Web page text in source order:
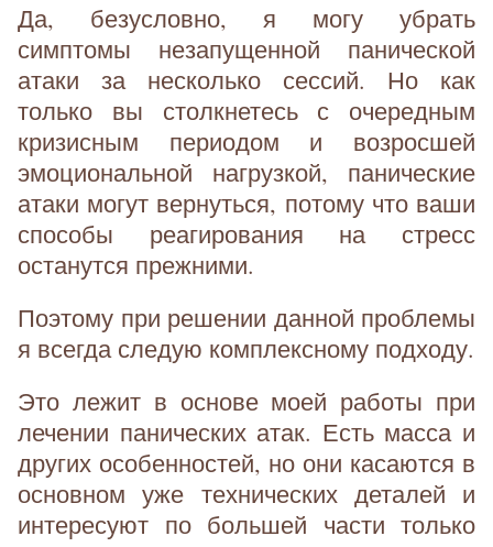
Да, безусловно, я могу убрать
симптомы незапущенной панической
атаки за несколько сессий. Но как
только вы столкнетесь с очередным
кризисным периодом и возросшей
эмоциональной нагрузкой, панические
атаки могут вернуться, потому что ваши
способы реагирования на стресс
останутся прежними.
Поэтому при решении данной проблемы
я всегда следую комплексному подходу.
Это лежит в основе моей работы при
лечении панических атак. Есть масса и
других особенностей, но они касаются в
основном уже технических деталей и
интересуют по большей части только